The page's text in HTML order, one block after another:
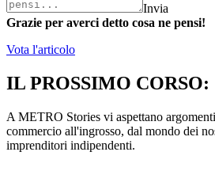
Invia
Grazie per averci detto cosa ne pensi!
Vota l'articolo
IL PROSSIMO CORSO:
A METRO Stories vi aspettano
commercio all'ingrosso, dal mondo dei
imprenditori indipendenti.